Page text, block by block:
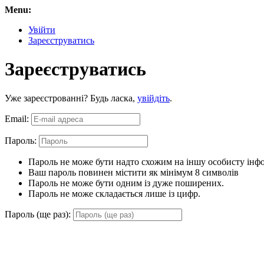
Menu:
Увійти
Зареєструватись
Зареєструватись
Уже зареєстрованні? Будь ласка, увійдіть.
Email:
Пароль:
Пароль не може бути надто схожим на іншу особисту
Ваш пароль повинен містити як мінімум 8 символів
Пароль не може бути одним із дуже поширених.
Пароль не може складається лише із цифр.
Пароль (ще раз):